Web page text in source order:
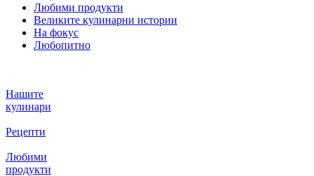
Любими продукти
Великите кулинарни истории
На фокус
Любопитно
Нашите
кулинари
Рецепти
Любими
продукти